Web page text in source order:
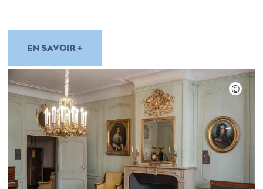
EN SAVOIR +